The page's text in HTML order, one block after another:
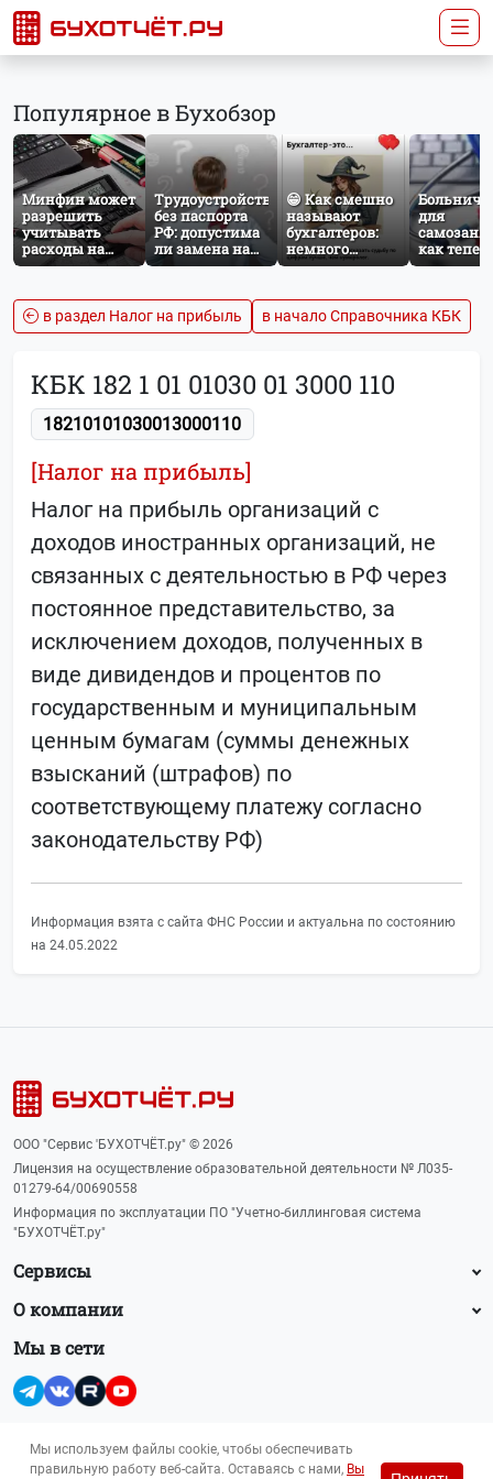
Популярное в Бухобзор
Минфин может
разрешить
учитывать
расходы на
защиту от
расчёте налога
на прибыль
Трудоустройство
без паспорта
РФ: допустима
ли замена на
загранпаспорт?
😁 Как смешно
называют
бухгалтеров:
немного
профессионального
для
как
работает
НПД
в раздел Налог на прибыль в начало Справочника КБК
КБК 182 1 01 01030 01 3000 110
18210101030013000110
[Налог на прибыль]
Налог на прибыль организаций с
доходов иностранных организаций, не
связанных с деятельностью в РФ через
постоянное представительство, за
исключением доходов, полученных в
виде дивидендов и процентов по
государственным и муниципальным
ценным бумагам (суммы денежных
взысканий (штрафов) по
соответствующему платежу согласно
законодательству РФ)
Информация взята с сайта ФНС России и актуальна по состоянию
на 24.05.2022
ООО "Сервис 'БУХОТЧЁТ.ру" © 2026
Лицензия на осуществление образовательной деятельности № Л035-
01279-64/00690558
Информация по эксплуатации ПО "Учетно-биллинговая система
"БУХОТЧЁТ.ру"
Сервисы
О компании
Мы в сети
Мы используем файлы cookie, чтобы обеспечивать
правильную работу веб-сайта. Оставаясь с нами, Вы